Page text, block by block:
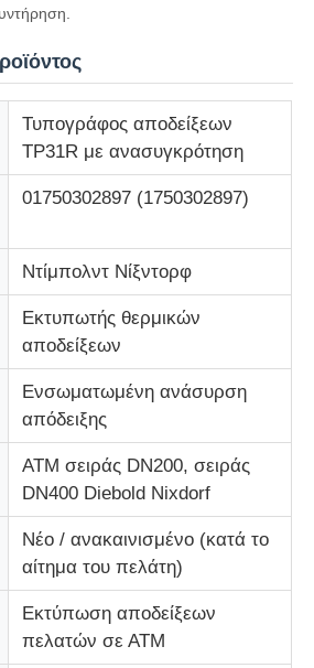
Τυπογράφος αποδείξεων
TP31R με ανασυγκρότηση
01750302897 (1750302897)
Ντίμπολντ Νίξντορφ
Εκτυπωτής θερμικών
αποδείξεων
Ενσωματωμένη ανάσυρση
απόδειξης
ΑΤΜ σειράς DN200, σειράς
DN400 Diebold Nixdorf
Νέο / ανακαινισμένο (κατά το
αίτημα του πελάτη)
Εκτύπωση αποδείξεων
πελατών σε ΑΤΜ